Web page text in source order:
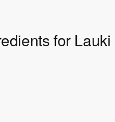
for Lauki